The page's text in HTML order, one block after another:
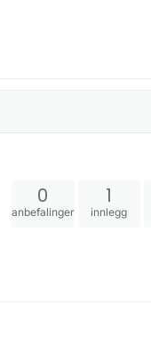
0
anbefalinger
1
innlegg